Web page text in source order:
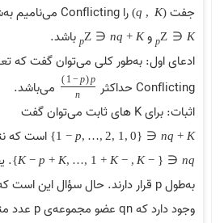
جفت (
K
,
q
) را Conflicting می‌نامیم به‌شرطی‌که
K
∈
Z
pوK
+
q
n
∈
Z
p باشد.
ادعای اول: به‌طور کلی می‌توان گفت که
Conflicting حداکثر
p
(
p
−
1
)
n
می‌باشد.
اثبات: برای K های ثابت می‌توان گفت
K
+
q
n
∈
{
0
,
1
,
2
,
…
,
p
−
1
} است که
q
n
∈
{
−
K
,
−
K
+
1
,
…
,
K
+
p
−
K
}
وجود دارد که qn عضو مجموعه‌ی p عدد متوالی است؟